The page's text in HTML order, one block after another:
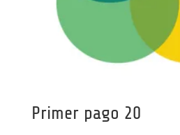
Primer pago 20